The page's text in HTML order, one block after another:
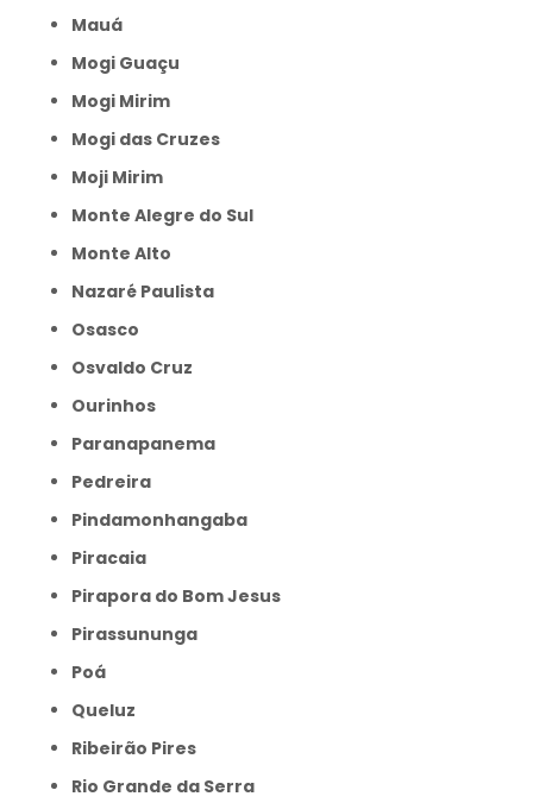
Mauá
Mogi Guaçu
Mogi Mirim
Mogi das Cruzes
Moji Mirim
Monte Alegre do Sul
Monte Alto
Nazaré Paulista
Osasco
Osvaldo Cruz
Ourinhos
Paranapanema
Pedreira
Pindamonhangaba
Piracaia
Pirapora do Bom Jesus
Pirassununga
Poá
Queluz
Ribeirão Pires
Rio Grande da Serra